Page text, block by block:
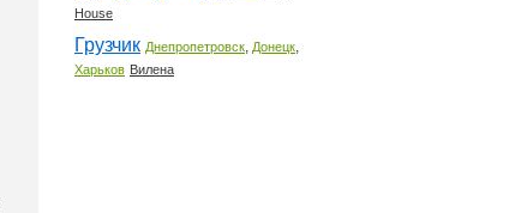
House
Грузчик Днепропетровск, Донецк,
Харьков Вилена